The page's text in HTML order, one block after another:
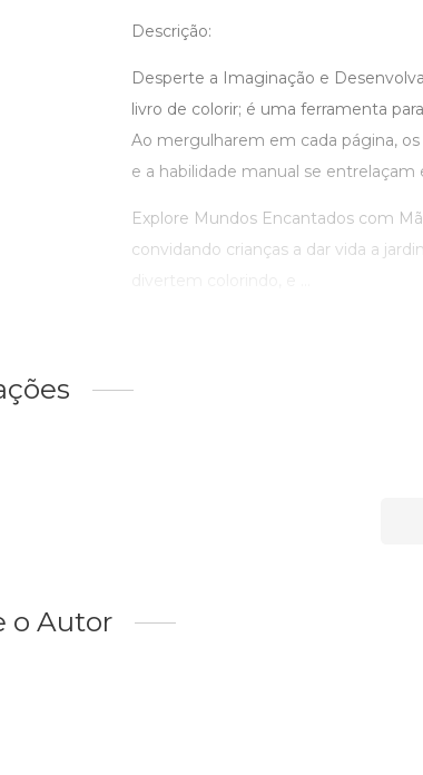
Descrição:
Desperte a Imaginação e
livro de colorir; é uma ferramenta
Ao mergulharem em cada página,
e a habilidade manual se
Explore Mundos Encantados com
convidando crianças a dar vida a
o Autor